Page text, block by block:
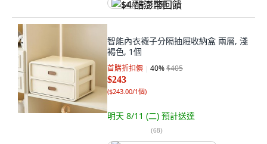
$4 酷澎幣回饋
智能內衣襪子分隔抽屜收納盒 兩層, 淺
褐色, 1個
首購折扣價 40%$405
$243
($243.00/1個)
明天 8/11 (二) 預計送達
(68)